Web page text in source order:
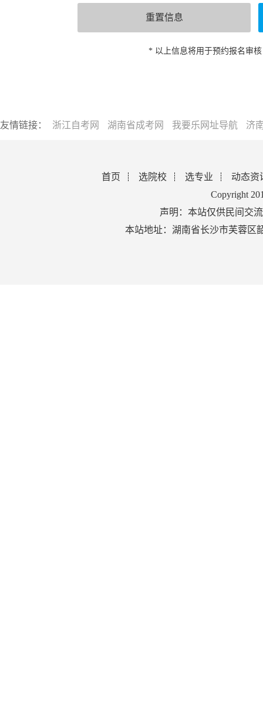
* 以上信息将用于预约报名审
友情链接： 浙江自考网 湖南省成考网 我要乐网址导航 济
首页 选院校 选专业
动态资
Copyright
声明：本站仅供民间交
本站地址：湖南省长沙市芙蓉区